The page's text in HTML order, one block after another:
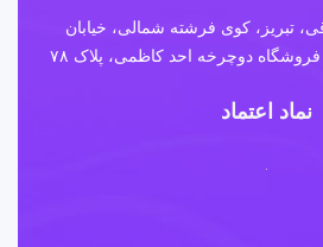
تبریز، کوی فرشته شمالی، خیابان
دوچرخه احد کاظمی، پلاک ۷۸
نماد اعتماد